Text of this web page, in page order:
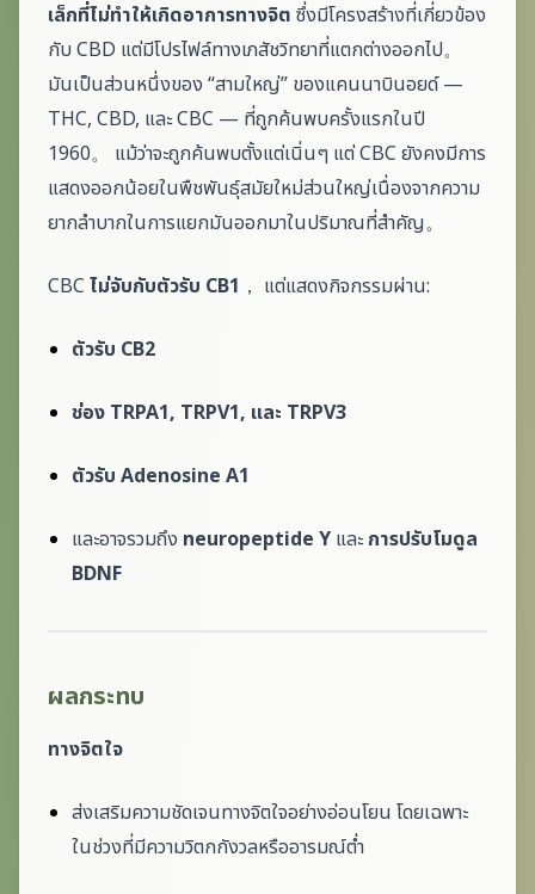
เล็กที่ไม่ทำให้เกิดอาการทางจิต ซึ่งมีโครงสร้างที่เกี่ยวข้อง
กับ CBD แต่มีโปรไฟล์ทางเภสัชวิทยาที่แตกต่างออกไป。
มันเป็นส่วนหนึ่งของ “สามใหญ่” ของแคนนาบินอยด์ —
THC, CBD, และ CBC — ที่ถูกค้นพบครั้งแรกในปี
1960。 แม้ว่าจะถูกค้นพบตั้งแต่เนิ่นๆ แต่ CBC ยังคงมีการ
แสดงออกน้อยในพืชพันธุ์สมัยใหม่ส่วนใหญ่เนื่องจากความ
ยากลำบากในการแยกมันออกมาในปริมาณที่สำคัญ。
CBC ไม่จับกับตัวรับ CB1 ， แต่แสดงกิจกรรมผ่าน:
ตัวรับ CB2
ช่อง TRPA1, TRPV1, และ TRPV3
ตัวรับ Adenosine A1
และอาจรวมถึง neuropeptide Y และการปรับโมดูล
BDNF
ผลกระทบ
ทางจิตใจ
ส่งเสริมความชัดเจนทางจิตใจอย่างอ่อนโยน โดยเฉพาะ
ในช่วงที่มีความวิตกกังวลหรืออารมณ์ต่ำ